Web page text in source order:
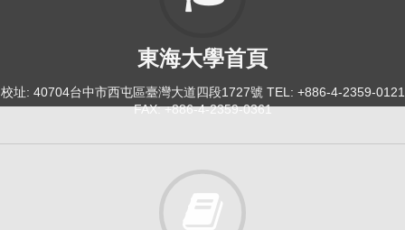
東海大學首頁
校址: 40704台中市西屯區臺灣大道四段1727號 TEL: +886-4-2359-0121
FAX: +886-4-2359-0361